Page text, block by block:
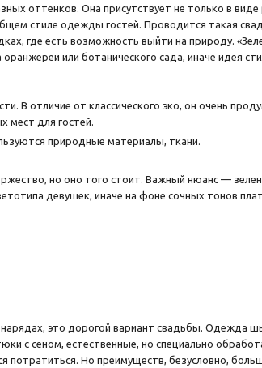
оттенков. Она присутствует не только в
стиле одежды гостей. Проводится такая
где есть возможность выйти на природу.
или ботанического сада, иначе идея
В отличие от классического эко, он очень
мест для гостей.
природные материалы, ткани.
но оно того стоит. Важный нюанс —
девушек, иначе на фоне сочных тонов
это дорогой вариант свадьбы. Одежда
с сеном, естественные, но специально
потратиться. Но преимуществ, безусловно,